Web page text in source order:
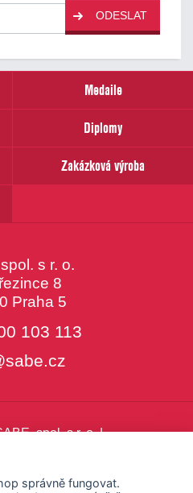
ODESLAT
Medaile
Diplomy
Zakázková výroba
s r. o.
8
Praha 5
103 113
spol. s r. o. |
správně fungovat.